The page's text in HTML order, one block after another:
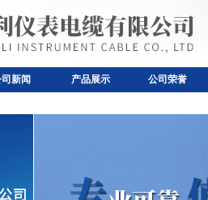
新闻 产品展示 公司荣誉